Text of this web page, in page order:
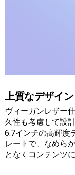
上質なデザイ
ヴィーガンレザー
久性も考慮して設
6.7インチの高輝度
レートで、なめら
となくコンテンツ